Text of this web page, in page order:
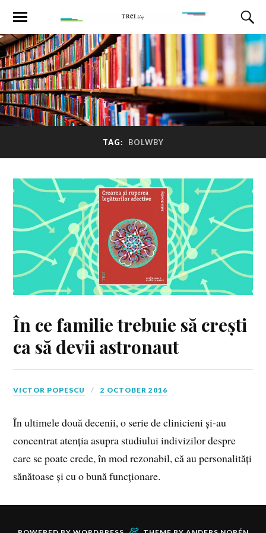
TAG: BOLWBY
În ce familie trebuie să crești
ca să devii astronaut
VICTOR POPESCU 2 OCTOBER 2016
În ultimele două decenii, o serie de clinicieni și-au
concentrat atenția asupra studiului indivizilor despre
care se poate crede, în mod rezonabil, că au personalități
sănătoase și cu o bună funcționare.